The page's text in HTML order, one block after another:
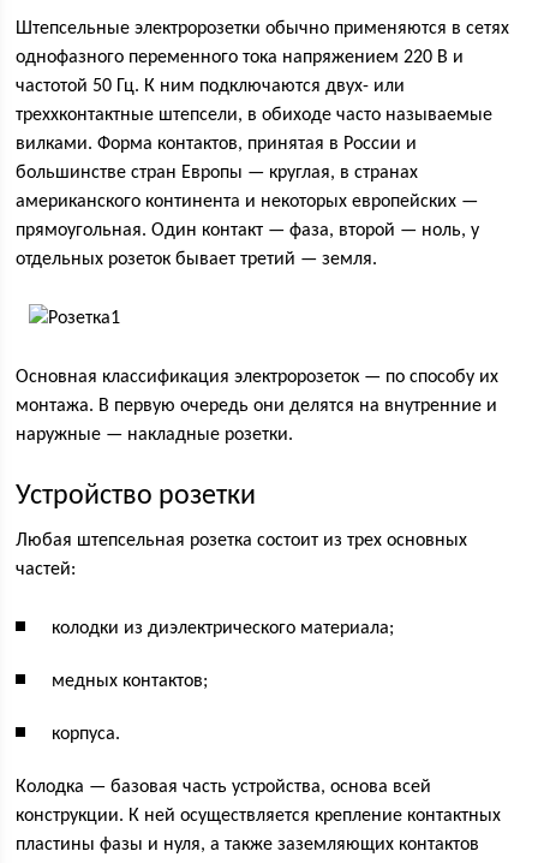
Штепсельные электророзетки обычно применяются в сетях
однофазного переменного тока напряжением 220 В и
частотой 50 Гц. К ним подключаются двух- или
треххконтактные штепсели, в обиходе часто называемые
вилками. Форма контактов, принятая в России и
большинстве стран Европы — круглая, в странах
американского континента и некоторых европейских —
прямоугольная. Один контакт — фаза, второй — ноль, у
отдельных розеток бывает третий — земля.
Основная классификация электророзеток — по способу их
монтажа. В первую очередь они делятся на внутренние и
наружные — накладные розетки.
Устройство розетки
Любая штепсельная розетка состоит из трех основных
частей:
колодки из диэлектрического материала;
медных контактов;
корпуса.
Колодка — базовая часть устройства, основа всей
конструкции. К ней осуществляется крепление контактных
пластины фазы и нуля, а также заземляющих контактов